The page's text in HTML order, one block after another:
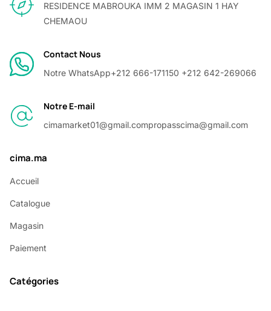
RESIDENCE MABROUKA IMM 2 MAGASIN 1 HAY
CHEMAOU
Contact Nous
Notre WhatsApp+212 666-171150 +212 642-269066
Notre E-mail
cimamarket01@gmail.compropasscima@gmail.com
cima.ma
Accueil
Catalogue
Magasin
Paiement
Catégories